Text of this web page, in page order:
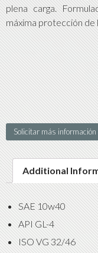
plena carga.
máxima protección de
Solicitar más
Additional
SAE 10w40
API GL-4
ISO VG 32/46